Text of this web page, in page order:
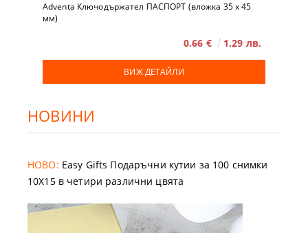
Adventa Ключодържател ПАСПОРТ (вложка 35 x 45
мм)
0.66 € 1.29 лв.
ВИЖ ДЕТАЙЛИ
НОВИНИ
НОВО: Easy Gifts Подаръчни кутии за 100 снимки
10X15 в четири различни цвята